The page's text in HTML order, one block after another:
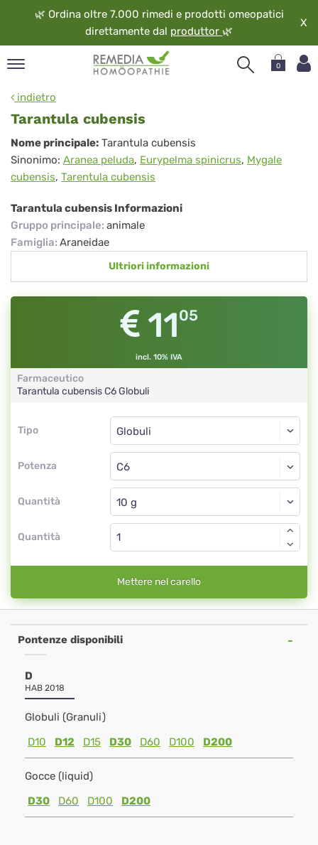
🌿 Ordina oltre 7.000 rimedi e prodotti omeopatici
direttamente dal produttor 🌿
X
0
indietro
Tarantula cubensis
Tarantula
cubensis
Nome principale: Tarantula cubensis
Sinonimo: Aranea peluda, Eurypelma spinicrus, Mygale
cubensis, Tarentula cubensis
Tarantula cubensis Informazioni
Gruppo principale: animale
Famiglia: Araneidae
Ultriori informazioni
1105
incl. 10% IVA
Farmaceutico
Tarantula cubensisC6Globuli
Tipo
Tipo
Potenza
Globuli
C6
Quantità
Globuli
Quantità
Mettere nel carello
Pontenze disponibili
D
HAB 2018
Globuli (Granuli)
D10
D12 D15 D30 D60 D100 D200
Gocce (liquid)
D30
D60 D100 D200